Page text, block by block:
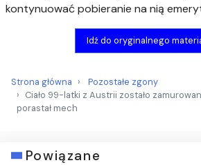
kontynuować pobieranie na nią
Idź do oryginalnego
Strona główna
Pozostałe zgony
Ciało 99-latki z Austrii zostało
porastał mech
Powiązane